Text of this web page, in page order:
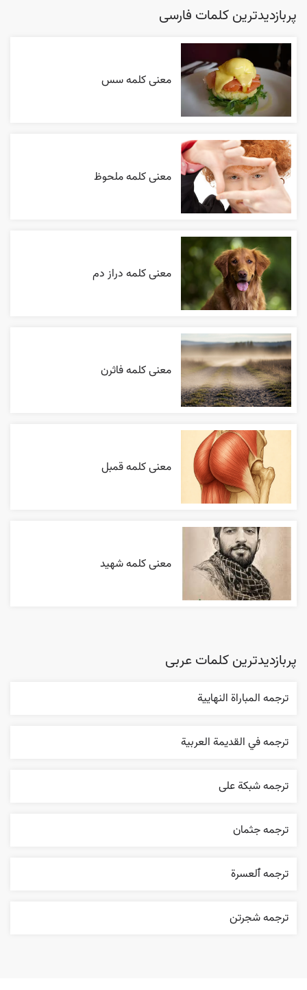
پربازدیدترین کلمات فارسی
معنی کلمه سس
معنی کلمه ملحوظ
معنی کلمه دراز دم
معنی کلمه فاثرن
معنی کلمه قمبل
معنی کلمه شهید
پربازدیدترین کلمات عربی
ترجمه المباراة النهایية
ترجمه في القديمة العربية
ترجمه شبکة علی
ترجمه جثمان
ترجمه ٱلعسرة
ترجمه شجرتن